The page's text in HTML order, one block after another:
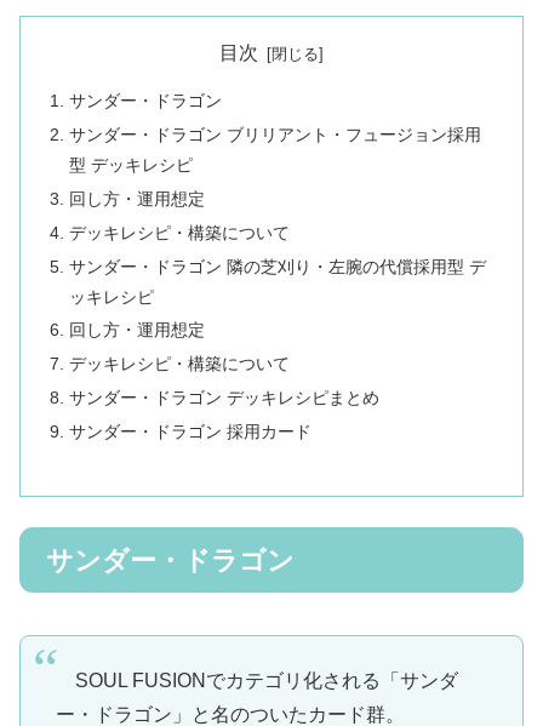
目次
サンダー・ドラゴン
サンダー・ドラゴン ブリリアント・フュージョン採用
型 デッキレシピ
回し方・運用想定
デッキレシピ・構築について
サンダー・ドラゴン 隣の芝刈り・左腕の代償採用型 デ
ッキレシピ
回し方・運用想定
デッキレシピ・構築について
サンダー・ドラゴン デッキレシピまとめ
サンダー・ドラゴン 採用カード
サンダー・ドラゴン
SOUL FUSIONでカテゴリ化される「サンダ
ー・ドラゴン」と名のついたカード群。